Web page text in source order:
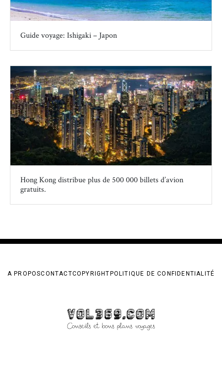
Guide voyage: Ishigaki – Japon
Hong Kong distribue plus de 500 000 billets d’avion
gratuits.
A PROPOSCONTACTCOPYRIGHT POLITIQUE DE CONFIDENTIALITÉ